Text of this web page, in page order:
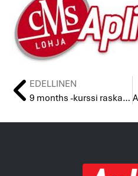
EDELLINEN
9 months -kurssi raskaana oleville 24.10.-14.11.18